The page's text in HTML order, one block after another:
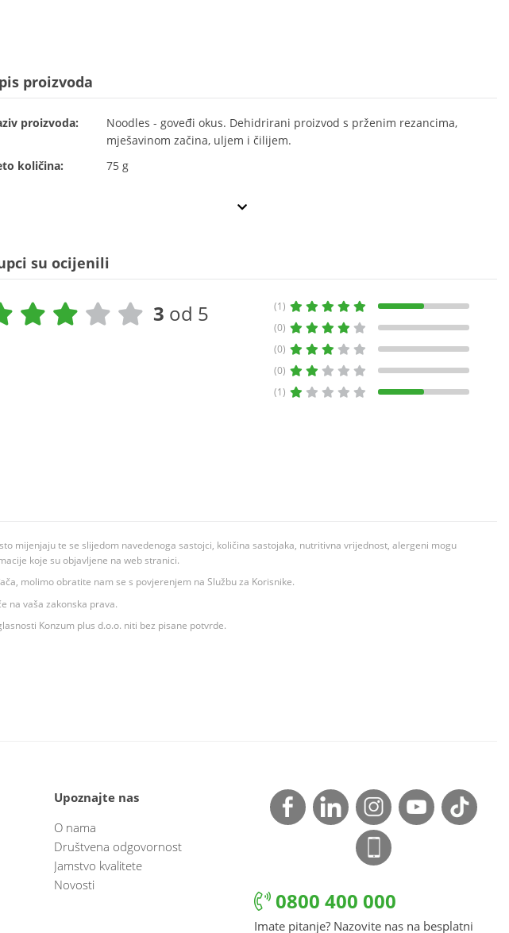
proizvoda
proizvoda:
Noodles - goveđi okus. Dehidrirani proizvod s prženim rezancima,
mješavinom začina, uljem i čilijem.
količina:
75 g
su ocijenili
3 od 5
(1)
(0)
(0)
(0)
(1)
mijenjaju te se slijedom navedenoga sastojci, količina sastojaka, nutritivna vrijednost, alergeni mogu
koje su objavljene na web stranici.
molimo obratite nam se s povjerenjem na Službu za Korisnike.
na vaša zakonska prava.
Konzum plus d.o.o. niti bez pisane potvrde.
Upoznajte nas
O nama
Društvena odgovornost
Jamstvo kvalitete
Novosti
0800 400 000
Imate pitanje? Nazovite nas na besplatni